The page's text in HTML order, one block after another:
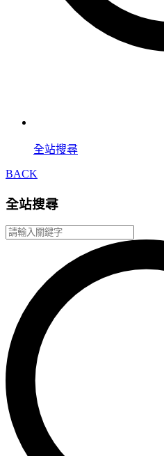
全站搜尋
BACK
全站搜尋